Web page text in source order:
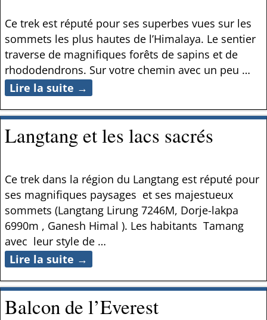
Ce trek est réputé pour ses superbes vues sur les
sommets les plus hautes de l’Himalaya. Le sentier
traverse de magnifiques forêts de sapins et de
rhododendrons. Sur votre chemin avec un peu …
Lire la suite →
Langtang et les lacs sacrés
Ce trek dans la région du Langtang est réputé pour
ses magnifiques paysages et ses majestueux
sommets (Langtang Lirung 7246M, Dorje-lakpa
6990m , Ganesh Himal ). Les habitants Tamang
avec leur style de …
Lire la suite →
Balcon de l’Everest